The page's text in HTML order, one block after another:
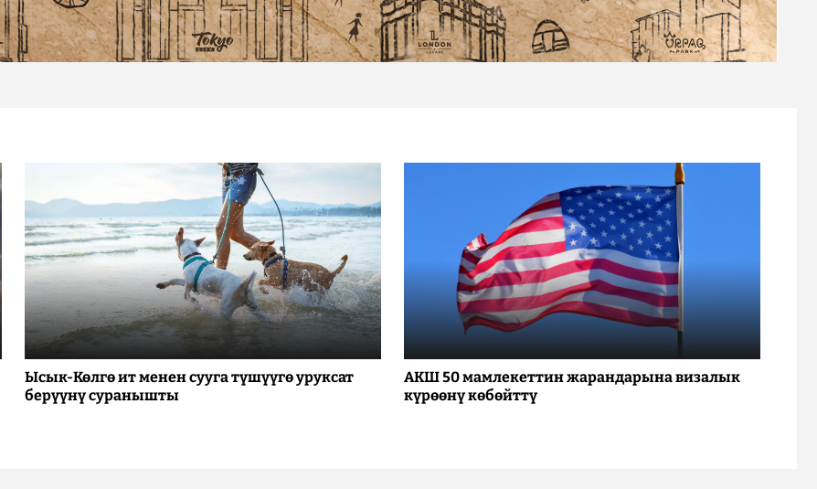
Ысык-Көлгө ит менен сууга түшүүгө уруксат
берүүнү суранышты
АКШ 50 мамлекеттин жарандарына визалык
күрөөнү көбөйттү